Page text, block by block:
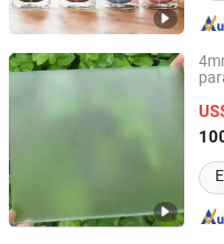
Jinhua Xinfu Glass Co.,
Zhejiang, China